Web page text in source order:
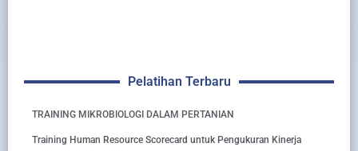
Pelatihan Terbaru
TRAINING MIKROBIOLOGI DALAM PERTANIAN
Training Human Resource Scorecard untuk Pengukuran Kinerja